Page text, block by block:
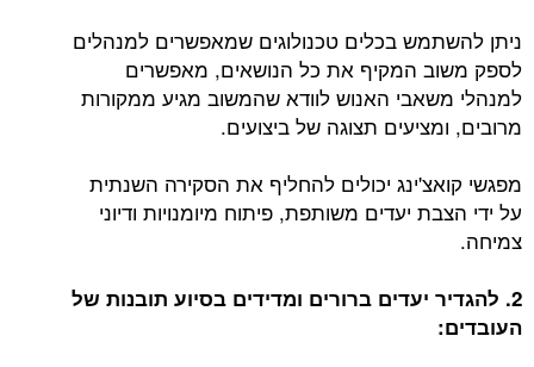
ניתן להשתמש בכלים טכנולוגים שמאפשרים למנהלים
לספק משוב המקיף את כל הנושאים, מאפשרים
למנהלי משאבי האנוש לוודא שהמשוב מגיע ממקורות
מרובים, ומציעים תצוגה של ביצועים.
מפגשי קואצ'ינג יכולים להחליף את הסקירה השנתית
על ידי הצבת יעדים משותפת, פיתוח מיומנויות ודיוני
צמיחה.
2. להגדיר יעדים ברורים ומדידים בסיוע תובנות של
העובדים: